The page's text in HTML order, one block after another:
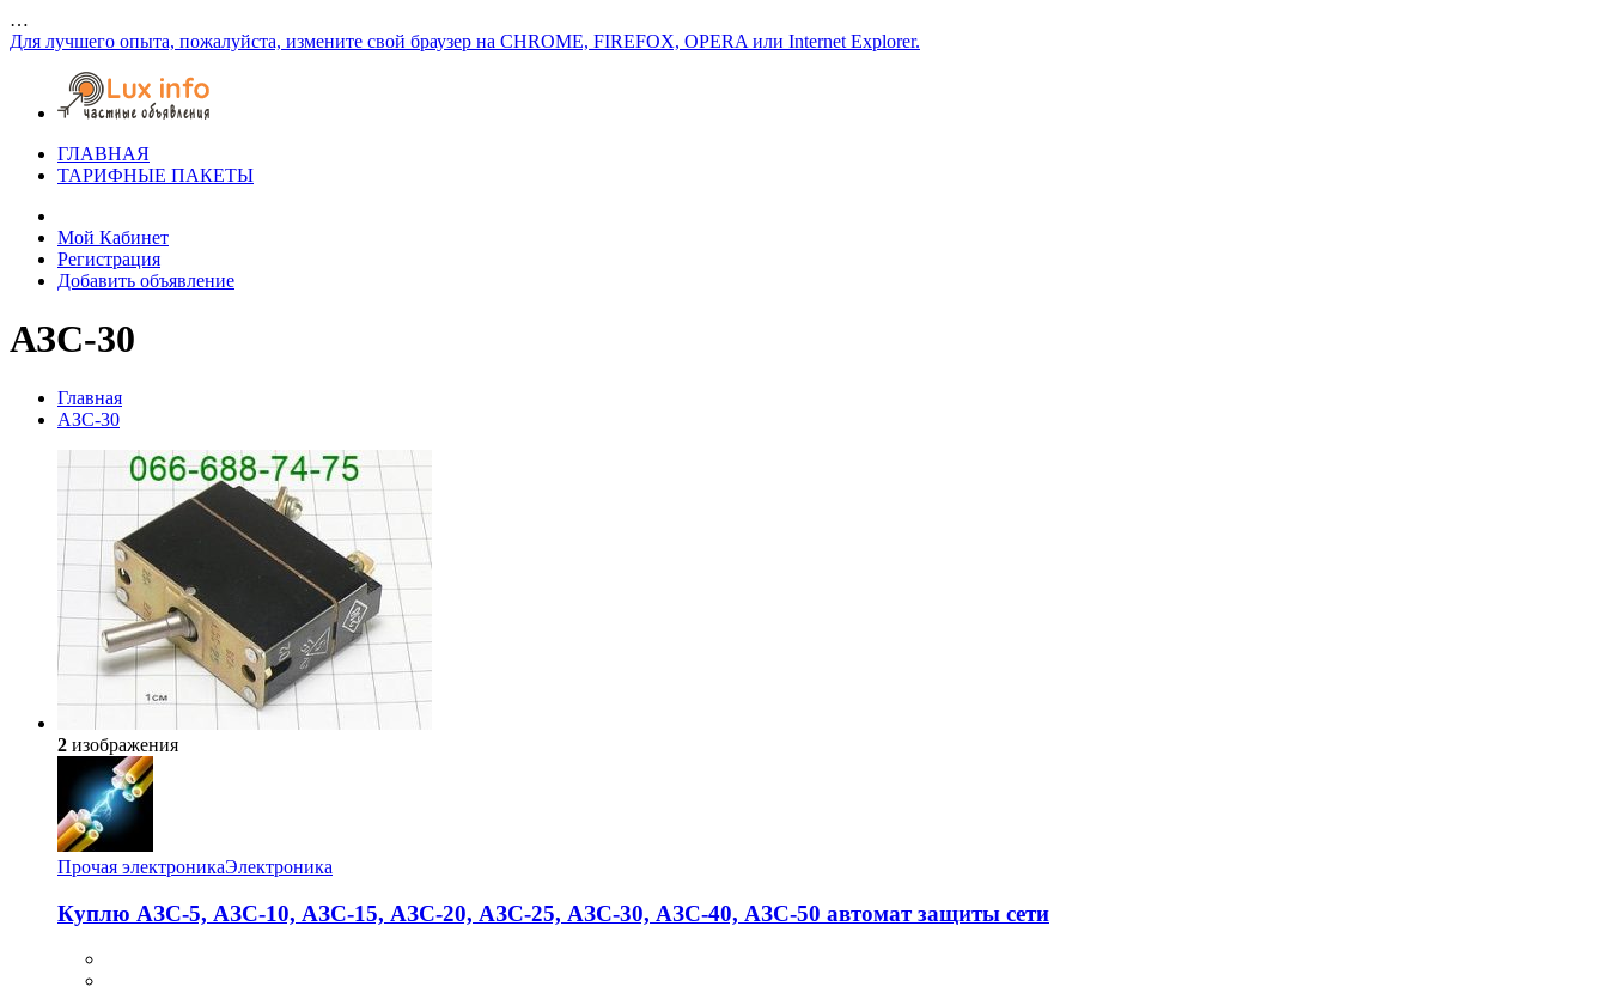
…
Для лучшего опыта, пожалуйста, измените свой браузер на CHROME, FIREFOX, OPERA или Internet Explorer.
ГЛАВНАЯ
ТАРИФНЫЕ ПАКЕТЫ
Мой Кабинет
Регистрация
Добавить объявление
АЗС-30
Главная
АЗС-30
2 изображения
Прочая электроникаЭлектроника
Куплю АЗС-5, АЗС-10, АЗС-15, АЗС-20, АЗС-25, АЗС-30, АЗС-40, АЗС-50 автомат защиты сети